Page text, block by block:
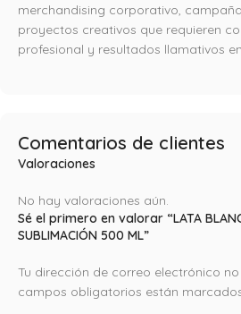
merchandising corporativo,
proyectos creativos que requieren
profesional y resultados llamativos
Comentarios de clientes
Valoraciones
No hay valoraciones aún.
Sé el primero en valorar “LATA
SUBLIMACIÓN 500 ML”
Tu dirección de correo electrónico
campos obligatorios están